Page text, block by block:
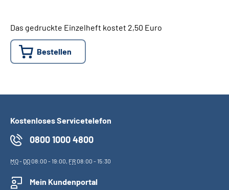
Online-Services
Suche
Leichte Sprache
Mein Kundenportal
Das gedruckte Einzelheft kostet 2,50 Euro
Bestellen
Kostenloses Servicetelefon
0800 1000 4800
MO- DO08:00 - 19:00, FR08:00 - 15:30
Mein Kundenportal